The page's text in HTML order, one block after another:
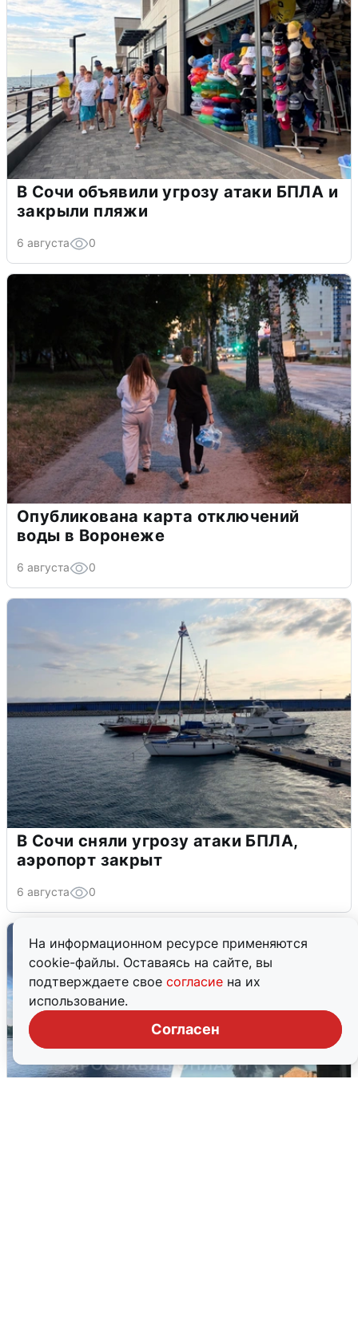
На информационном ресурсе применяются
cookie-файлы. Оставаясь на сайте, вы
подтверждаете свое согласие на их
использование.
Согласен
В Сочи объявили угрозу атаки БПЛА и
закрыли пляжи
6 августа 0
Опубликована карта отключений
воды в Воронеже
6 августа 0
В Сочи сняли угрозу атаки БПЛА,
аэропорт закрыт
6 августа 0